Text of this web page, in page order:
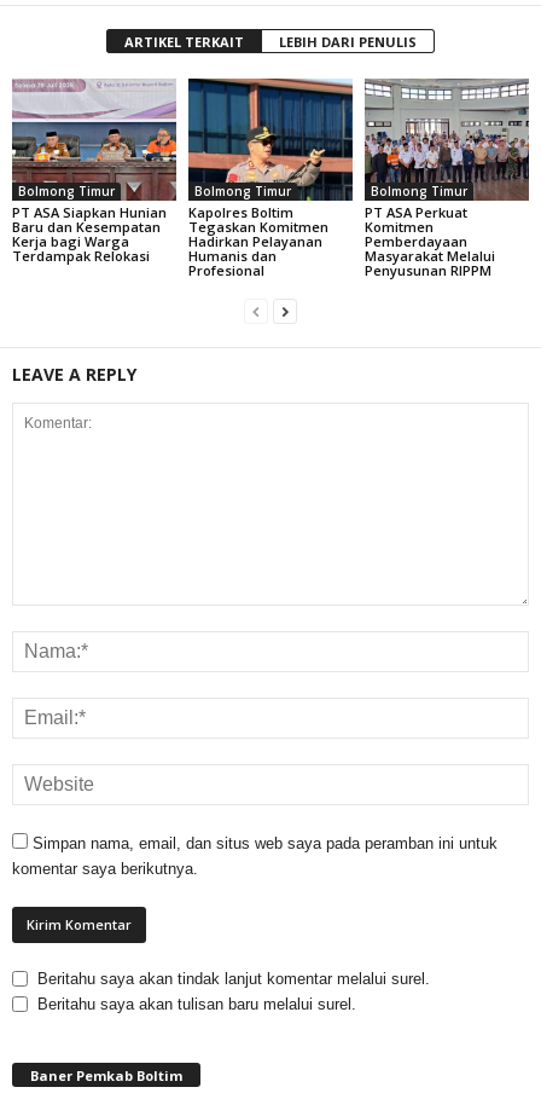
ARTIKEL TERKAIT LEBIH DARI PENULIS
Bolmong Timur
PT ASA Siapkan Hunian
Baru dan Kesempatan
Kerja bagi Warga
Terdampak Relokasi
Bolmong Timur
Kapolres Boltim
Tegaskan Komitmen
Hadirkan Pelayanan
Humanis dan
Profesional
Bolmong Timur
PT ASA Perkuat
Komitmen
Pemberdayaan
Masyarakat Melalui
Penyusunan RIPPM
LEAVE A REPLY
Simpan nama, email, dan situs web saya pada peramban ini untuk
komentar saya berikutnya.
Beritahu saya akan tindak lanjut komentar melalui surel.
Beritahu saya akan tulisan baru melalui surel.
Baner Pemkab Boltim